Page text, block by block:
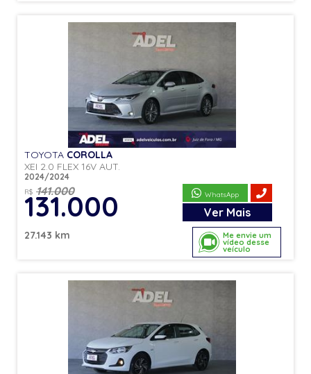
Me envie um
vídeo desse
veículo
TOYOTA COROLLA
XEI 2.0 FLEX 16V AUT.
2024/2024
R$ 141.000
131.000 WhatsApp
Ver Mais
27.143 km